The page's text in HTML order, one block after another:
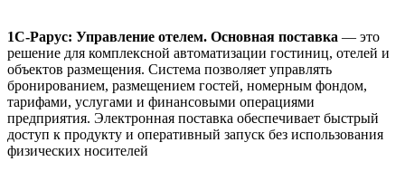
1С-Рарус: Управление отелем. Основная поставка — это
решение для комплексной автоматизации гостиниц, отелей и
объектов размещения. Система позволяет управлять
бронированием, размещением гостей, номерным фондом,
тарифами, услугами и финансовыми операциями
предприятия. Электронная поставка обеспечивает быстрый
доступ к продукту и оперативный запуск без использования
физических носителей